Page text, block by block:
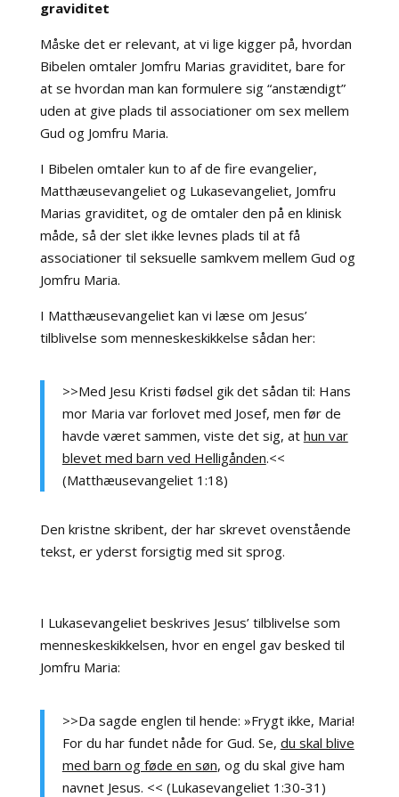
graviditet
Måske det er relevant, at vi lige kigger på, hvordan
Bibelen omtaler Jomfru Marias graviditet, bare for
at se hvordan man kan formulere sig “anstændigt”
uden at give plads til associationer om sex mellem
Gud og Jomfru Maria.
I Bibelen omtaler kun to af de fire evangelier,
Matthæusevangeliet og Lukasevangeliet, Jomfru
Marias graviditet, og de omtaler den på en klinisk
måde, så der slet ikke levnes plads til at få
associationer til seksuelle samkvem mellem Gud og
Jomfru Maria.
I Matthæusevangeliet kan vi læse om Jesus’
tilblivelse som menneskeskikkelse sådan her:
>>Med Jesu Kristi fødsel gik det sådan til: Hans
mor Maria var forlovet med Josef, men før de
havde været sammen, viste det sig, at hun var
blevet med barn ved Helligånden.<<
(Matthæusevangeliet 1:18)
Den kristne skribent, der har skrevet ovenstående
tekst, er yderst forsigtig med sit sprog.
I Lukasevangeliet beskrives Jesus’ tilblivelse som
menneskeskikkelsen, hvor en engel gav besked til
Jomfru Maria:
>>Da sagde englen til hende: »Frygt ikke, Maria!
For du har fundet nåde for Gud. Se, du skal blive
med barn og føde en søn, og du skal give ham
navnet Jesus. << (Lukasevangeliet 1:30-31)